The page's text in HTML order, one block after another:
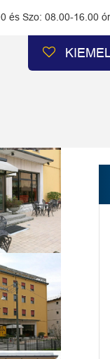
és Szo: 08.00-16.00